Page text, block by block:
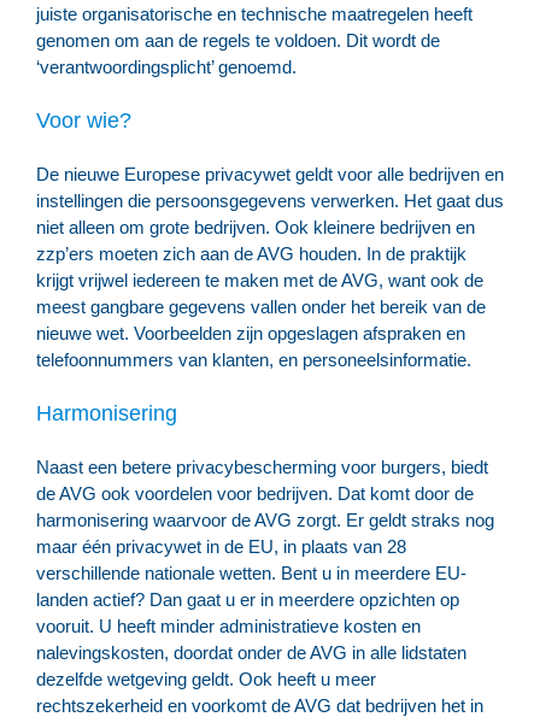
juiste organisatorische en technische maatregelen heeft
genomen om aan de regels te voldoen. Dit wordt de
‘verantwoordingsplicht’ genoemd.
Voor wie?
De nieuwe Europese privacywet geldt voor alle bedrijven en
instellingen die persoonsgegevens verwerken. Het gaat dus
niet alleen om grote bedrijven. Ook kleinere bedrijven en
zzp’ers moeten zich aan de AVG houden. In de praktijk
krijgt vrijwel iedereen te maken met de AVG, want ook de
meest gangbare gegevens vallen onder het bereik van de
nieuwe wet. Voorbeelden zijn opgeslagen afspraken en
telefoonnummers van klanten, en personeelsinformatie.
Harmonisering
Naast een betere privacybescherming voor burgers, biedt
de AVG ook voordelen voor bedrijven. Dat komt door de
harmonisering waarvoor de AVG zorgt. Er geldt straks nog
maar één privacywet in de EU, in plaats van 28
verschillende nationale wetten. Bent u in meerdere EU-
landen actief? Dan gaat u er in meerdere opzichten op
vooruit. U heeft minder administratieve kosten en
nalevingskosten, doordat onder de AVG in alle lidstaten
dezelfde wetgeving geldt. Ook heeft u meer
rechtszekerheid en voorkomt de AVG dat bedrijven het in